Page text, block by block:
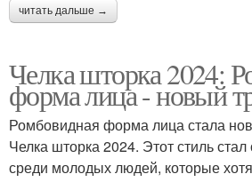
читать дальше →
Челка шторка 2024:
форма лица - новый
Ромбовидная форма лица стала
Челка шторка 2024. Этот стиль
среди молодых людей, которые